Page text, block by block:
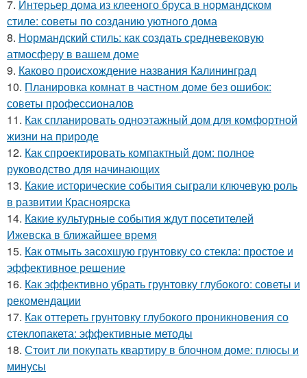
7. Интерьер дома из клееного бруса в нормандском
стиле: советы по созданию уютного дома
8. Нормандский стиль: как создать средневековую
атмосферу в вашем доме
9. Каково происхождение названия Калининград
10. Планировка комнат в частном доме без ошибок:
советы профессионалов
11. Как спланировать одноэтажный дом для комфортной
жизни на природе
12. Как спроектировать компактный дом: полное
руководство для начинающих
13. Какие исторические события сыграли ключевую роль
в развитии Красноярска
14. Какие культурные события ждут посетителей
Ижевска в ближайшее время
15. Как отмыть засохшую грунтовку со стекла: простое и
эффективное решение
16. Как эффективно убрать грунтовку глубокого: советы и
рекомендации
17. Как оттереть грунтовку глубокого проникновения со
стеклопакета: эффективные методы
18. Стоит ли покупать квартиру в блочном доме: плюсы и
минусы